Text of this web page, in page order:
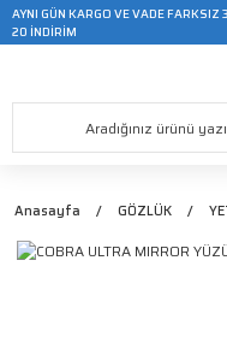
AYNI GÜN KARGO VE VADE
20 İNDİRİM
Anasayfa GÖZLÜK